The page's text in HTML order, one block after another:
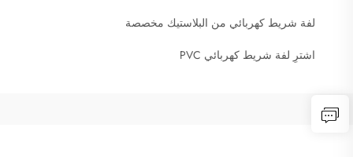
لفة شريط كهربائي من البلاستيك مخصصة
اشترِ لفة شريط كهربائي PVC